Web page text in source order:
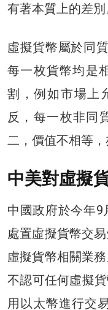
有著本質上的差別
虛擬貨幣屬於同
每一枚貨幣均是
割，例如市場上
反，每一枚非同
二，價值不相等，
中美對虛擬
中國政府於今年9
處置虛擬貨幣交
虛擬貨幣相關業
不認可任何虛擬
用以太幣進行交